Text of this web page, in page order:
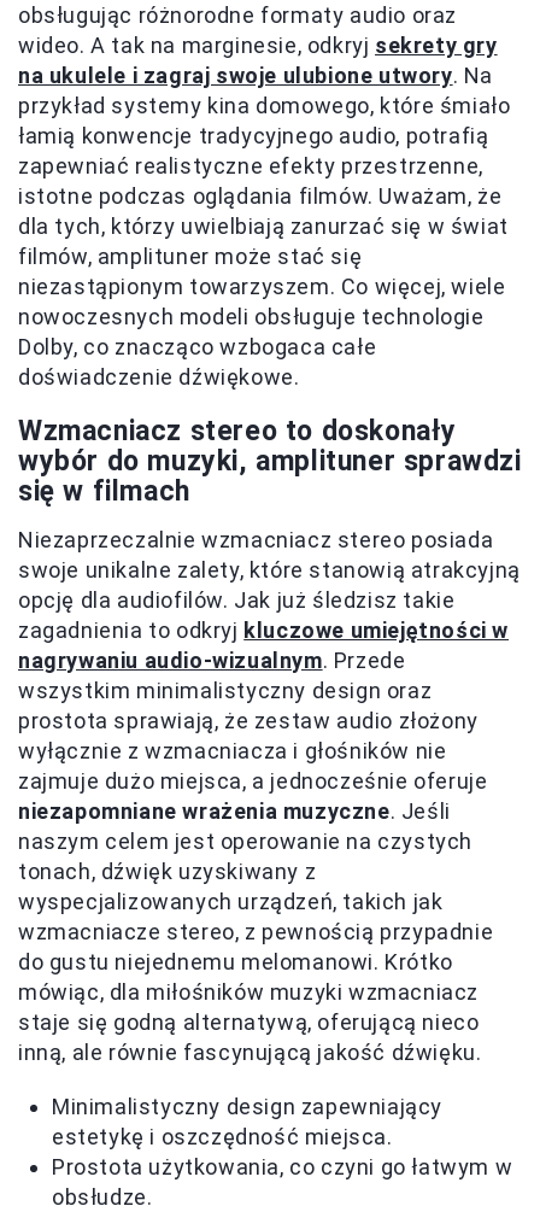
obsługując różnorodne formaty audio oraz
wideo. A tak na marginesie, odkryj sekrety gry
na ukulele i zagraj swoje ulubione utwory. Na
przykład systemy kina domowego, które śmiało
łamią konwencje tradycyjnego audio, potrafią
zapewniać realistyczne efekty przestrzenne,
istotne podczas oglądania filmów. Uważam, że
dla tych, którzy uwielbiają zanurzać się w świat
filmów, amplituner może stać się
niezastąpionym towarzyszem. Co więcej, wiele
nowoczesnych modeli obsługuje technologie
Dolby, co znacząco wzbogaca całe
doświadczenie dźwiękowe.
Wzmacniacz stereo to doskonały
wybór do muzyki, amplituner sprawdzi
się w filmach
Niezaprzeczalnie wzmacniacz stereo posiada
swoje unikalne zalety, które stanowią atrakcyjną
opcję dla audiofilów. Jak już śledzisz takie
zagadnienia to odkryj kluczowe umiejętności w
nagrywaniu audio-wizualnym. Przede
wszystkim minimalistyczny design oraz
prostota sprawiają, że zestaw audio złożony
wyłącznie z wzmacniacza i głośników nie
zajmuje dużo miejsca, a jednocześnie oferuje
niezapomniane wrażenia muzyczne. Jeśli
naszym celem jest operowanie na czystych
tonach, dźwięk uzyskiwany z
wyspecjalizowanych urządzeń, takich jak
wzmacniacze stereo, z pewnością przypadnie
do gustu niejednemu melomanowi. Krótko
mówiąc, dla miłośników muzyki wzmacniacz
staje się godną alternatywą, oferującą nieco
inną, ale równie fascynującą jakość dźwięku.
Minimalistyczny design zapewniający
estetykę i oszczędność miejsca.
Prostota użytkowania, co czyni go łatwym w
obsłudze.